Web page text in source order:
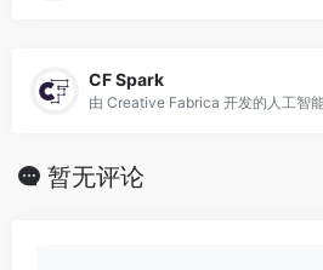
CF Spark
由 Creative Fabrica 开发的人工智
暂无评论